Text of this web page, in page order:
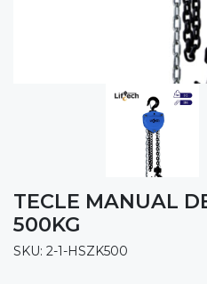
TECLE MANUAL
500KG
SKU: 2-1-HSZK500